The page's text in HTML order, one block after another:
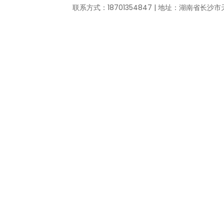
联系方式：18701354847 | 地址：湖南省长沙